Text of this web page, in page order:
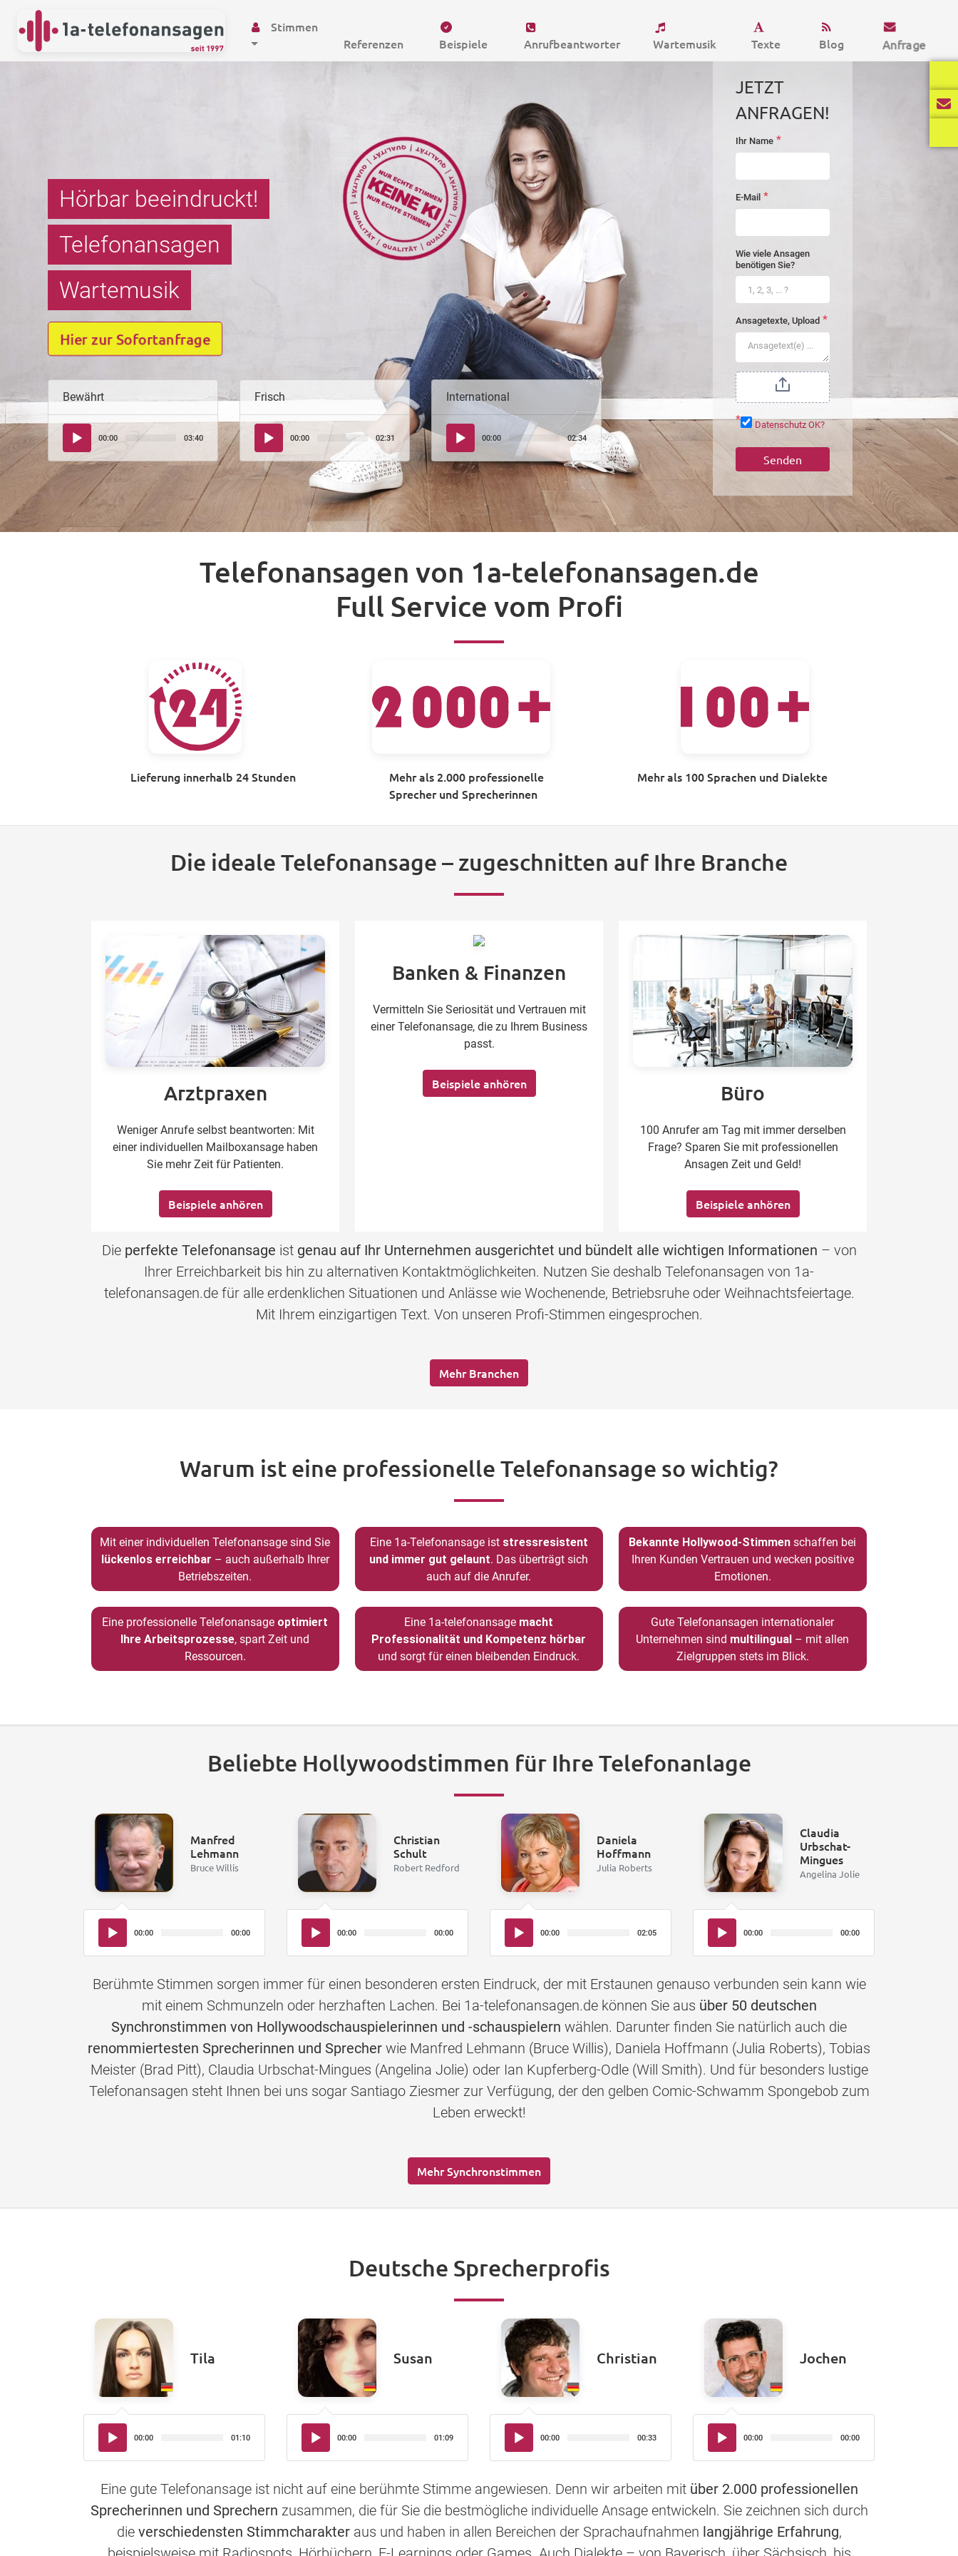
Stimmen
Referenzen
Beispiele Anrufbeantworter Wartemusik Texte Blog Anfrage
Hörbar beeindruckt!
Telefonansagen
Wartemusik
Hier zur Sofortanfrage
Bewährt
Audio-
Player
00:00 03:40
Frisch
Audio-
Player
00:00 02:31
International
Audio-
Player
00:00 02:34
Telefonansagen von 1a-telefonansagen.de
Full Service vom Profi
Lieferung innerhalb 24 Stunden
Mehr als 2.000 professionelle
Sprecher und Sprecherinnen
Mehr als 100 Sprachen und Dialekte
JETZT
ANFRAGEN!
startseite-
Ihr Name *
E-Mail *
Wie viele Ansagen
benötigen Sie?
Ansagetexte, Upload *
* Datenschutz OK?
Senden
Die ideale Telefonansage – zugeschnitten auf Ihre Branche
Arztpraxen
Weniger Anrufe selbst beantworten: Mit
einer individuellen Mailboxansage haben
Sie mehr Zeit für Patienten.
Beispiele anhören
Banken & Finanzen
Vermitteln Sie Seriosität und Vertrauen mit
einer Telefonansage, die zu Ihrem Business
passt.
Beispiele anhören Büro
100 Anrufer am Tag mit immer derselben
Frage? Sparen Sie mit professionellen
Ansagen Zeit und Geld!
Beispiele anhören
Die perfekte Telefonansage ist genau auf Ihr Unternehmen ausgerichtet und bündelt alle wichtigen Informationen – von
Ihrer Erreichbarkeit bis hin zu alternativen Kontaktmöglichkeiten. Nutzen Sie deshalb Telefonansagen von 1a-
telefonansagen.de für alle erdenklichen Situationen und Anlässe wie Wochenende, Betriebsruhe oder Weihnachtsfeiertage.
Mit Ihrem einzigartigen Text. Von unseren Profi-Stimmen eingesprochen.
Mehr Branchen
Warum ist eine professionelle Telefonansage so wichtig?
Mit einer individuellen Telefonansage sind Sie
lückenlos erreichbar – auch außerhalb Ihrer
Betriebszeiten.
Eine 1a-Telefonansage ist stressresistent
und immer gut gelaunt. Das überträgt sich
auch auf die Anrufer.
Bekannte Hollywood-Stimmen schaffen bei
Ihren Kunden Vertrauen und wecken positive
Emotionen.
Eine professionelle Telefonansage optimiert
Ihre Arbeitsprozesse, spart Zeit und
Ressourcen.
Eine 1a-telefonansage macht
Professionalität und Kompetenz hörbar
und sorgt für einen bleibenden Eindruck.
Gute Telefonansagen internationaler
Unternehmen sind multilingual – mit allen
Zielgruppen stets im Blick.
Beliebte Hollywoodstimmen für Ihre Telefonanlage
Manfred
Lehmann
Bruce Willis
Audio-
Player
00:00 00:00
Christian
Schult
Robert Redford
Audio-
Player
00:00 00:00
Daniela
Hoffmann
Julia Roberts
Audio-
Player
00:00 02:05
Claudia
Urbschat-
Mingues
Angelina Jolie
Audio-
Player
00:00 00:00
Berühmte Stimmen sorgen immer für einen besonderen ersten Eindruck, der mit Erstaunen genauso verbunden sein kann wie
mit einem Schmunzeln oder herzhaften Lachen. Bei 1a-telefonansagen.de können Sie aus über 50 deutschen
Synchronstimmen von Hollywoodschauspielerinnen und -schauspielern wählen. Darunter finden Sie natürlich auch die
renommiertesten Sprecherinnen und Sprecher wie Manfred Lehmann (Bruce Willis), Daniela Hoffmann (Julia Roberts), Tobias
Meister (Brad Pitt), Claudia Urbschat-Mingues (Angelina Jolie) oder Ian Kupferberg-Odle (Will Smith). Und für besonders lustige
Telefonansagen steht Ihnen bei uns sogar Santiago Ziesmer zur Verfügung, der den gelben Comic-Schwamm Spongebob zum
Leben erweckt!
Mehr Synchronstimmen
Deutsche Sprecherprofis
Tila
Audio-
Player
00:00 01:10
Susan
Audio-
Player
00:00 01:09
Christian
Audio-
Player
00:00 00:33
Jochen
Audio-
Player
00:00 00:00
Eine gute Telefonansage ist nicht auf eine berühmte Stimme angewiesen. Denn wir arbeiten mit über 2.000 professionellen
Sprecherinnen und Sprechern zusammen, die für Sie die bestmögliche individuelle Ansage entwickeln. Sie zeichnen sich durch
die verschiedensten Stimmcharakteraus und haben in allen Bereichen der Sprachaufnahmen langjährige Erfahrung,